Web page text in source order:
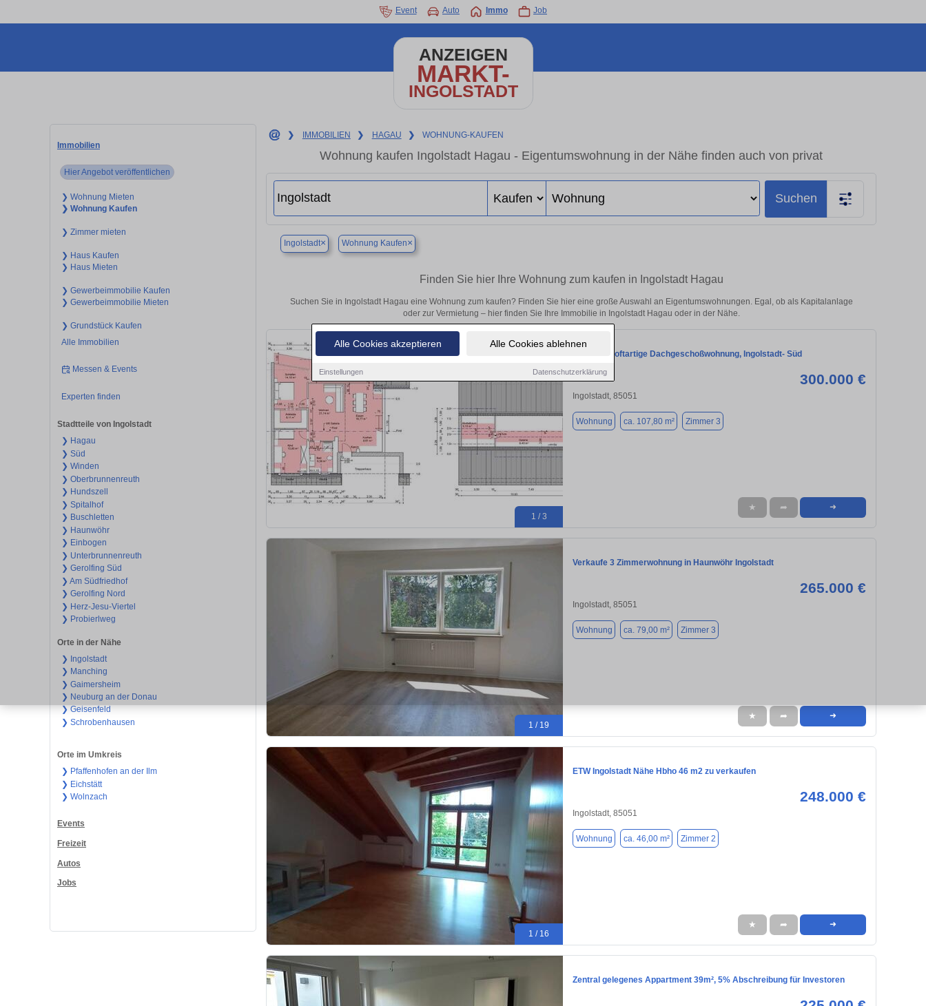
Alle Cookies akzeptieren Alle Cookies ablehnen
Einstellungen Datenschutzerklärung
Event Auto Immo Job
ANZEIGEN
MARKT-
INGOLSTADT
Immobilien
Hier Angebot veröffentlichen
❯ Wohnung Mieten
❯ Wohnung Kaufen
❯ Zimmer mieten
❯ Haus Kaufen
❯ Haus Mieten
❯ Gewerbeimmobilie Kaufen
❯ Gewerbeimmobilie Mieten
❯ Grundstück Kaufen
Alle Immobilien
Messen & Events
Experten finden
Stadtteile von Ingolstadt
❯ Hagau
❯ Süd
❯ Winden
❯ Oberbrunnenreuth
❯ Hundszell
❯ Spitalhof
❯ Buschletten
❯ Haunwöhr
❯ Einbogen
❯ Unterbrunnenreuth
❯ Gerolfing Süd
❯ Am Südfriedhof
❯ Gerolfing Nord
❯ Herz-Jesu-Viertel
❯ Probierlweg
Orte in der Nähe
❯ Ingolstadt
❯ Manching
❯ Gaimersheim
❯ Neuburg an der Donau
❯ Geisenfeld
❯ Schrobenhausen
Orte im Umkreis
❯ Pfaffenhofen an der Ilm
❯ Eichstätt
❯ Wolnzach
Events
Freizeit
Autos
Jobs
❯ IMMOBILIEN ❯ HAGAU ❯ WOHNUNG-KAUFEN
Wohnung kaufen Ingolstadt Hagau - Eigentumswohnung in der Nähe finden auch von privat
Suchen
Ingolstadt× Wohnung Kaufen×
Finden Sie hier Ihre Wohnung zum kaufen in Ingolstadt Hagau
Suchen Sie in Ingolstadt Hagau eine Wohnung zum kaufen? Finden Sie hier eine große Auswahl an Eigentumswohnungen. Egal, ob als Kapitalanlage
oder zur Vermietung – hier finden Sie Ihre Immobilie in Ingolstadt Hagau oder in der Nähe.
1 / 3
Verkaufe Loftartige Dachgeschoßwohnung, Ingolstadt- Süd
300.000 €
Ingolstadt, 85051
Wohnung ca. 107,80 m² Zimmer 3
★ ➦ ➜
1 / 19
Verkaufe 3 Zimmerwohnung in Haunwöhr Ingolstadt
265.000 €
Ingolstadt, 85051
Wohnung ca. 79,00 m² Zimmer 3
★ ➦ ➜
1 / 16
ETW Ingolstadt Nähe Hbho 46 m2 zu verkaufen
248.000 €
Ingolstadt, 85051
Wohnung ca. 46,00 m² Zimmer 2
★ ➦ ➜
Zentral gelegenes Appartment 39m², 5% Abschreibung für Investoren